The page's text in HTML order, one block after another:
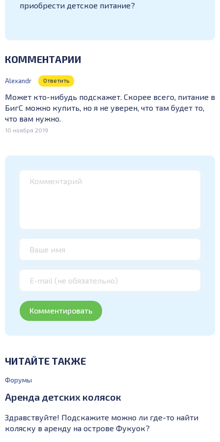
приобрести детское питание?
КОММЕНТАРИИ
Alexandr Ответить
Может кто-нибудь подскажет. Скорее всего, питание в
БигС можно купить, но я не уверен, что там будет то,
что вам нужно.
10 ноября 2019
ЧИТАЙТЕ ТАКЖЕ
Форумы
Аренда детских колясок
Здравствуйте! Подскажите можно ли где-то найти
коляску в аренду на острове Фукуок?